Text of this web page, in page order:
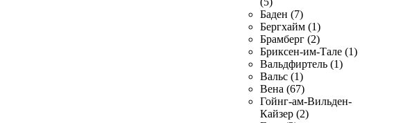
Баден (7)
Бергхайм (1)
Брамберг (2)
Бриксен-им-Тале (1)
Вальдфиртель (1)
Вальс (1)
Вена (67)
Гойнг-ам-Вильден-
Кайзер (2)